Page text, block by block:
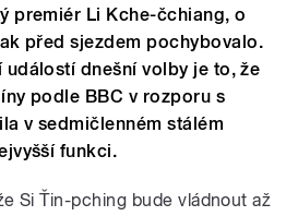
premiér Li Kche-čchiang, o
před sjezdem pochybovalo.
událostí dnešní volby je to, že
podle BBC v rozporu s
v sedmičlenném stálém
funkci.
Si Ťin-pching bude vládnout až